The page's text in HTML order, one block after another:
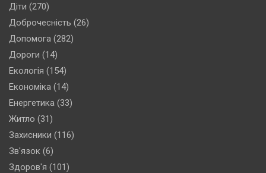
Діти (270)
Доброчесність (26)
Допомога (282)
Дороги (14)
Екологія (154)
Економіка (14)
Енергетика (33)
Житло (31)
Захисники (116)
Зв'язок (6)
Здоров'я (101)